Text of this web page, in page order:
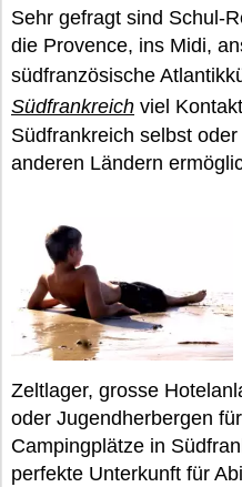
Sehr gefragt sind Schul-
die Provence, ins Midi,
südfranzösische
Südfrankreich viel
Südfrankreich selbst
anderen Ländern
Zeltlager, grosse
oder Jugendherbergen
Campingplätze in
perfekte Unterkunft für